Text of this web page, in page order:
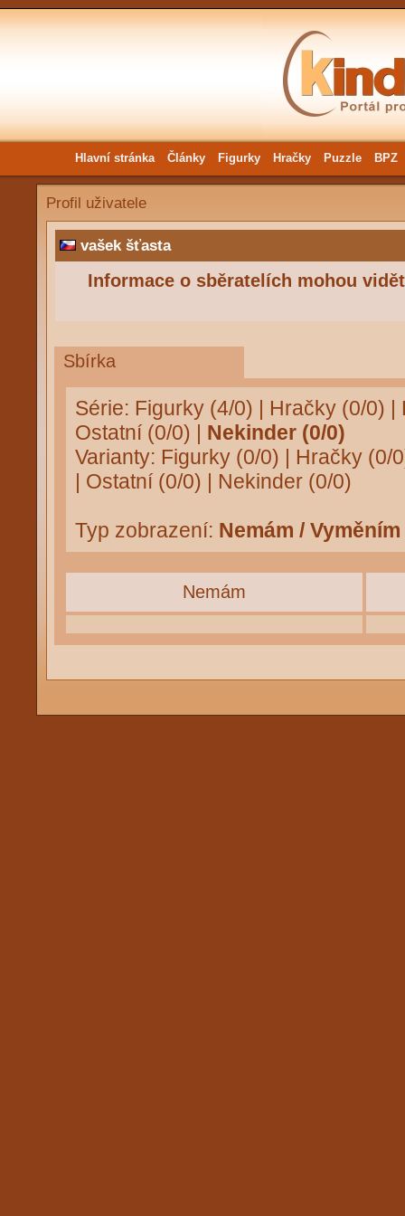
Hlavní stránka Články Figurky Hračky Puzzle BPZ
Profil uživatele
vašek šťasta
Informace o sběratelích mohou
Sbírka
Série: Figurky (4/0) | Hračky (0/0) |
Ostatní (0/0) | Nekinder (0/0)
Varianty: Figurky (0/0) | Hračky (0/
| Ostatní (0/0) | Nekinder (0/0)
Typ zobrazení: Nemám / Vyměním
Nemám